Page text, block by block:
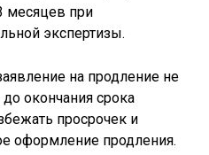
месяцев при
экспертизы.
на продление не
окончания срока
просрочек и
оформление продления.